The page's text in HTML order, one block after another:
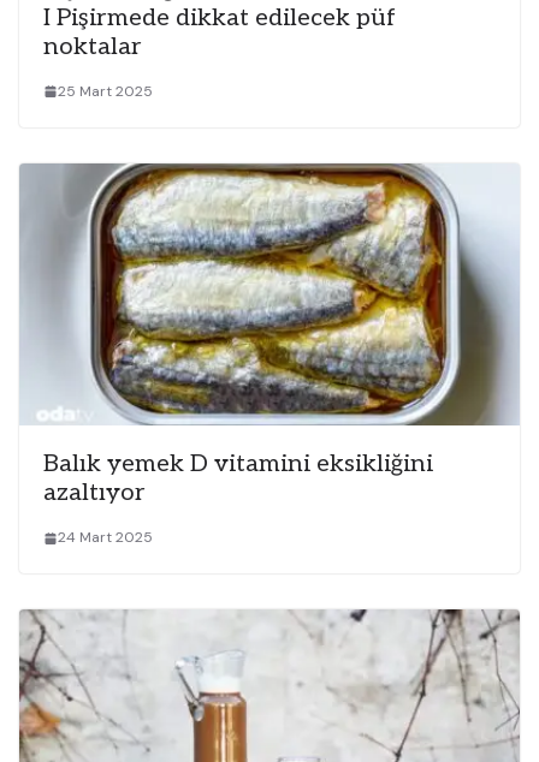
I Pişirmede dikkat edilecek püf
noktalar
25 Mart 2025
Balık yemek D vitamini eksikliğini
azaltıyor
24 Mart 2025